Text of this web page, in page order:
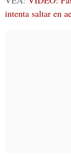
intenta saltar en